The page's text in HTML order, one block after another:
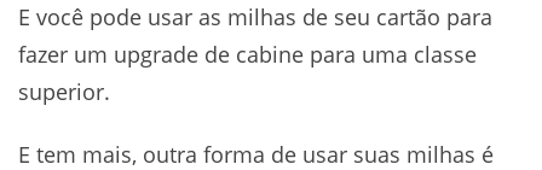
E você pode usar as milhas de seu cartão para
fazer um upgrade de cabine para uma classe
superior.
E tem mais, outra forma de usar suas milhas é